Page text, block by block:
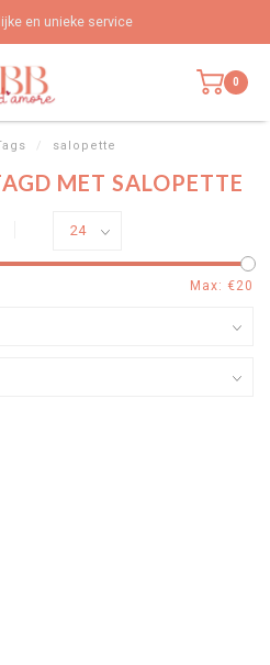
en unieke service
0
/ salopette
MET SALOPETTE
Max: €20